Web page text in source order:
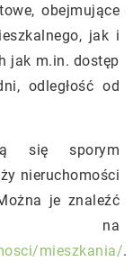
obejmujące
jak i
jak m.in. dostęp
odległość od
się sporym
nieruchomości
je znaleźć
mieszkania/.